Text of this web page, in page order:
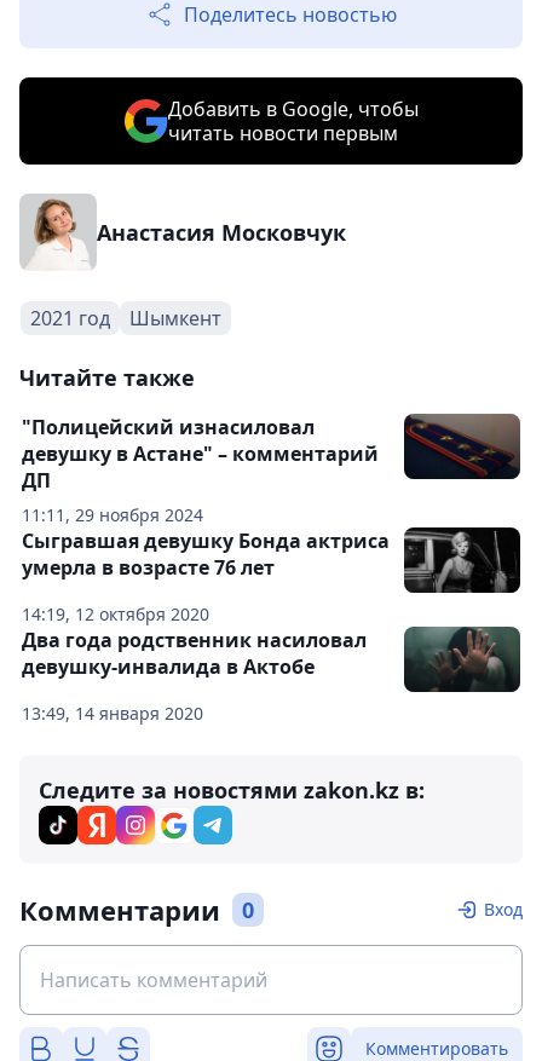
Поделитесь новостью
Добавить в Google, чтобы
читать новости первым
Анастасия Московчук
2021 год Шымкент
Читайте также
11:11, 29 ноября 2024
"Полицейский изнасиловал
девушку в Астане" – комментарий
ДП
14:19, 12 октября 2020
Сыгравшая девушку Бонда актриса
умерла в возрасте 76 лет
13:49, 14 января 2020
Два года родственник насиловал
девушку-инвалида в Актобе
Следите за новостями zakon.kz в:
Комментарии 0 Вход
Комментировать